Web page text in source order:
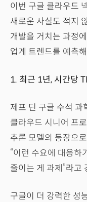
이번 구글 클라우드
새로운 사실도 적지
개발을 거치는 과정
업계 트렌드를 예측
1. 최근 1년, 시간당
제프 딘 구글 수석
클라우드 시니어 프
추론 모델의 등장으
“이런 수요에 대응하
줄이는 게 과제”라고
구글이 더 강력한 성